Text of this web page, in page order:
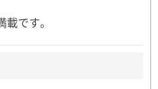
です。